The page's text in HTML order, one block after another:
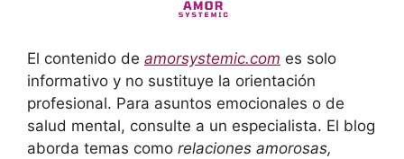
El contenido de amorsystemic.com es solo
informativo y no sustituye la orientación
profesional. Para asuntos emocionales o de
salud mental, consulte a un especialista. El blog
aborda temas como relaciones amorosas,